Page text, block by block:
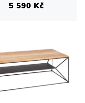
5 590 Kč